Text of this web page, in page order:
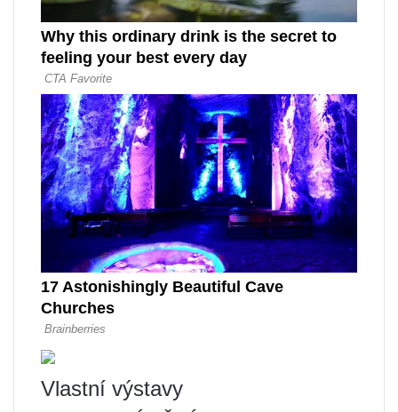
Vlastní výstavy